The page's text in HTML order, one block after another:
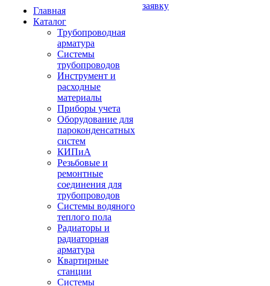
Главная
Каталог
Трубопроводная
арматура
Системы
трубопроводов
Инструмент и
расходные
материалы
Приборы учета
Оборудование для
пароконденсатных
систем
КИПиА
Резьбовые и
ремонтные
соединения для
трубопроводов
Системы водяного
теплого пола
Радиаторы и
радиаторная
арматура
Квартирные
станции
Системы
заявку